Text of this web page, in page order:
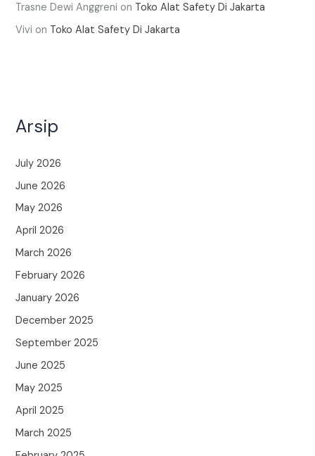
Trasne Dewi Anggreni on Toko Alat Safety Di Jakarta
Vivi on Toko Alat Safety Di Jakarta
Arsip
July 2026
June 2026
May 2026
April 2026
March 2026
February 2026
January 2026
December 2025
September 2025
June 2025
May 2025
April 2025
March 2025